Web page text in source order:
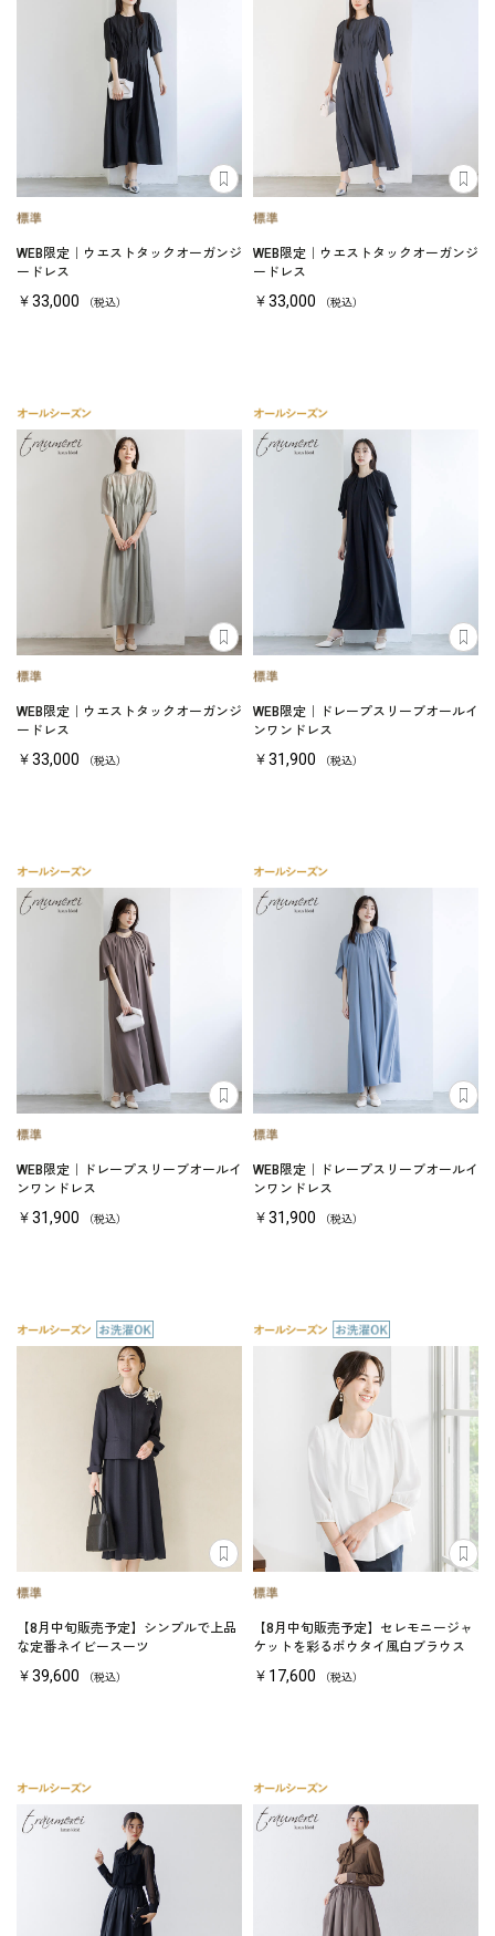
WEB限定｜ウエストタックオーガンジ
ードレス
￥33,000 （税込）
WEB限定｜ウエストタックオーガンジ
ードレス
￥33,000 （税込）
WEB限定｜ウエストタックオーガンジ
ードレス
￥33,000 （税込）
WEB限定｜ドレープスリーブオールイ
ンワンドレス
￥31,900 （税込）
WEB限定｜ドレープスリーブオールイ
ンワンドレス
￥31,900 （税込）
WEB限定｜ドレープスリーブオールイ
ンワンドレス
￥31,900 （税込）
【8月中旬販売予定】シンプルで上品
な定番ネイビースーツ
￥39,600 （税込）
【8月中旬販売予定】セレモニージャ
ケットを彩るボウタイ風白ブラウス
￥17,600 （税込）